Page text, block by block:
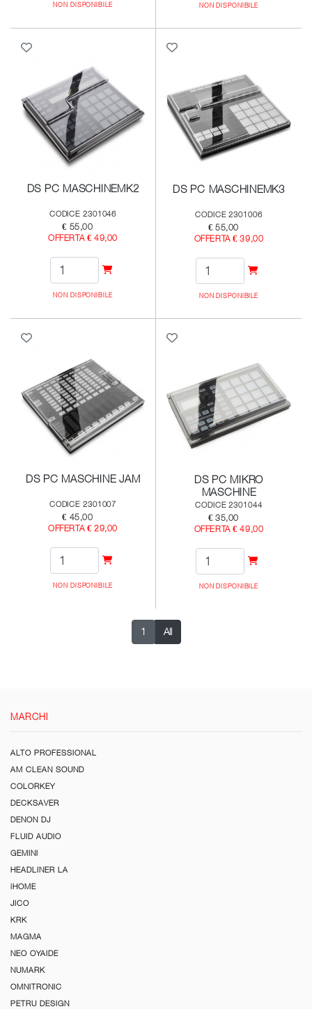
NON DISPONIBILE NON DISPONIBILE
DS PC MASCHINEMK2
CODICE 2301046
€ 55,00
OFFERTA € 49,00
NON DISPONIBILE
DS PC MASCHINEMK3
CODICE 2301006
€ 55,00
OFFERTA € 39,00
NON DISPONIBILE
DS PC MASCHINE JAM
CODICE 2301007
€ 45,00
OFFERTA € 29,00
NON DISPONIBILE
DS PC MIKRO
MASCHINE
CODICE 2301044
€ 35,00
OFFERTA € 49,00
NON DISPONIBILE
1 All
MARCHI
ALTO PROFESSIONAL
AM CLEAN SOUND
COLORKEY
DECKSAVER
DENON DJ
FLUID AUDIO
GEMINI
HEADLINER LA
iHOME
JICO
KRK
MAGMA
NEO OYAIDE
NUMARK
OMNITRONIC
PETRU DESIGN